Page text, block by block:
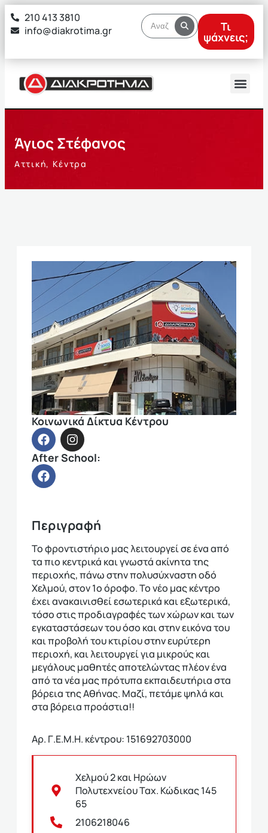
στο
περιεχόμενο
210 413 3810
info@diakrotima.gr
Τι
ψάχνεις;
Άγιος Στέφανος
Αττική, Κέντρα
Κοινωνικά Δίκτυα Κέντρου
After School:
Περιγραφή
Το φροντιστήριο μας λειτουργεί σε ένα από
τα πιο κεντρικά και γνωστά ακίνητα της
περιοχής, πάνω στην πολυσύχναστη οδό
Χελμού, στον 1ο όροφο. Το νέο μας κέντρο
έχει ανακαινισθεί εσωτερικά και εξωτερικά,
τόσο στις προδιαγραφές των χώρων και των
εγκαταστάσεων του όσο και στην εικόνα του
και προβολή του κτιρίου στην ευρύτερη
περιοχή, και λειτουργεί για μικρούς και
μεγάλους μαθητές αποτελώντας πλέον ένα
από τα νέα μας πρότυπα εκπαιδευτήρια στα
βόρεια της Αθήνας. Μαζί, πετάμε ψηλά και
στα βόρεια προάστια!!
Αρ. Γ.Ε.Μ.Η. κέντρου: 151692703000
Χελμού 2 και Ηρώων
Πολυτεχνείου Ταχ. Κώδικας 145
65
2106218046